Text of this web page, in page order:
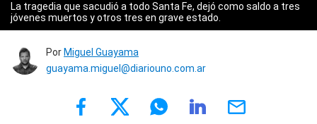
La tragedia que sacudió a todo Santa Fe, dejó como saldo a tres
jóvenes muertos y otros tres en grave estado.
Por Miguel Guayama
guayama.miguel@diariouno.com.ar